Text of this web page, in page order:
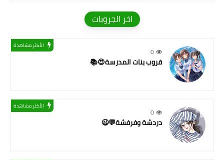
اخر الجروبات
0
الأكثر مشاهدة
قروب بنات المدرسة😍📚
0
الأكثر مشاهدة
دردشة وفرفشة💬😉